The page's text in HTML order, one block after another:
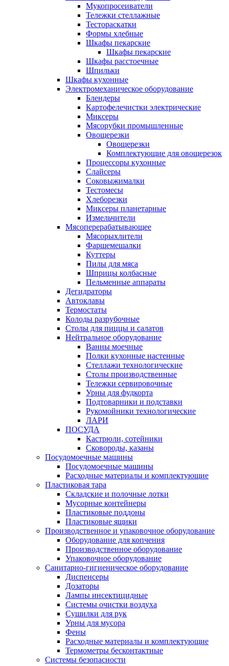
Мукопросеиватели
Тележки стеллажные
Тестораскатки
Формы хлебные
Шкафы пекарские
Шкафы пекарские
Шкафы расстоечные
Шпильки
Шкафы кухонные
Электромеханическое оборудование
Блендеры
Картофелечистки электрические
Миксеры
Мясорубки промышленные
Овощерезки
Овощерезки
Комплектующие для овощерезок
Процессоры кухонные
Слайсеры
Соковыжималки
Тестомесы
Хлеборезки
Миксеры планетарные
Измельчители
Мясоперерабатывающее
Мясорыхлители
Фаршемешалки
Куттеры
Пилы для мяса
Шприцы колбасные
Пельменные аппараты
Дегидраторы
Автоклавы
Термостаты
Колоды разрубочные
Столы для пиццы и салатов
Нейтральное оборудование
Ванны моечные
Полки кухонные настенные
Стеллажи технологические
Столы производственные
Тележки сервировочные
Урны для фудкорта
Подтоварники и подставки
Рукомойники технологические
ЛАРИ
ПОСУДА
Кастрюли, сотейники
Сковороды, казаны
Посудомоечные машины
Посудомоечные машины
Расходные материалы и комплектующие
Пластиковая тара
Складские и полочные лотки
Мусорные контейнеры
Пластиковые поддоны
Пластиковые ящики
Производственное и упаковочное оборудование
Оборудование для копчения
Производственное оборудование
Упаковочное оборудование
Санитарно-гигиеническое оборудование
Диспенсеры
Дозаторы
Лампы инсектицидные
Системы очистки воздуха
Сушилки для рук
Урны для мусора
Фены
Расходные материалы и комплектующие
Термометры бесконтактные
Системы безопасности